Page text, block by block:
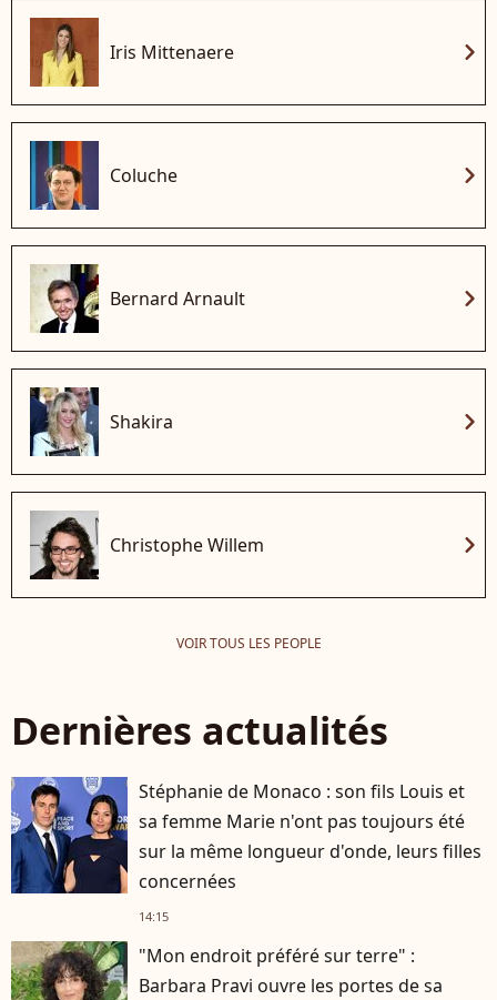
Iris Mittenaere chevron_right
Coluche chevron_right
Bernard Arnault chevron_right
Shakira chevron_right
Christophe Willem chevron_right
VOIR TOUS LES PEOPLE
Dernières actualités
Stéphanie de Monaco : son fils Louis et
sa femme Marie n'ont pas toujours été
sur la même longueur d'onde, leurs filles
concernées
14:15
"Mon endroit préféré sur terre" :
Barbara Pravi ouvre les portes de sa